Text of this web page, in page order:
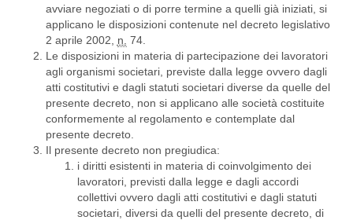
avviare negoziati o di porre termine a quelli già iniziati, si
applicano le disposizioni contenute nel decreto legislativo
2 aprile 2002, n. 74.
Le disposizioni in materia di partecipazione dei lavoratori
agli organismi societari, previste dalla legge ovvero dagli
atti costitutivi e dagli statuti societari diverse da quelle del
presente decreto, non si applicano alle società costituite
conformemente al regolamento e contemplate dal
presente decreto.
Il presente decreto non pregiudica:
i diritti esistenti in materia di coinvolgimento dei
lavoratori, previsti dalla legge e dagli accordi
collettivi ovvero dagli atti costitutivi e dagli statuti
societari, diversi da quelli del presente decreto, di